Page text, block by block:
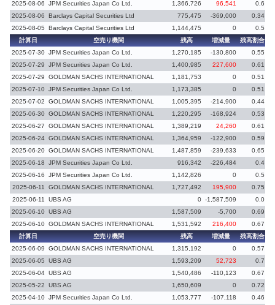
2025-08-06
JPM Securities Japan Co Ltd. 1,366,726 96,541 0.6
2025-08-06
Barclays Capital Securities Ltd 775,475 -369,000 0.34
2025-08-05
Barclays Capital Securities Ltd 1,144,475 0 0.5
計算日
空売り機関 残高 増減量 残高割合
2025-07-30 JPM Securities Japan Co Ltd. 1,270,185 -130,800 0.55
2025-07-29
JPM Securities Japan Co Ltd. 1,400,985 227,600
0.61
2025-07-29
GOLDMAN SACHS INTERNATIONAL 1,181,753 0 0.51
2025-07-10 JPM Securities Japan Co Ltd. 1,173,385 0
0.51
2025-07-02
GOLDMAN SACHS INTERNATIONAL 1,005,395 -214,900 0.44
2025-06-30 GOLDMAN SACHS INTERNATIONAL 1,220,295 -168,924 0.53
2025-06-27
GOLDMAN SACHS INTERNATIONAL 1,389,219 24,260 0.61
2025-06-24 GOLDMAN SACHS INTERNATIONAL 1,364,959 -122,900 0.59
2025-06-20 GOLDMAN SACHS INTERNATIONAL 1,487,859 -239,633
0.65
2025-06-18
JPM Securities Japan Co Ltd. 916,342 -226,484
0.4
2025-06-16
JPM Securities Japan Co Ltd. 1,142,826 0
0.5
2025-06-11
GOLDMAN SACHS INTERNATIONAL 1,727,492 195,900 0.75
2025-06-11
UBS AG 0 -1,587,509 0.0
2025-06-10 UBS AG 1,587,509 -5,700 0.69
2025-06-10 GOLDMAN SACHS INTERNATIONAL 1,531,592 216,400
0.67
計算日
空売り機関 残高 増減量 残高割合
2025-06-09
GOLDMAN SACHS INTERNATIONAL 1,315,192 0 0.57
2025-06-05
UBS AG 1,593,209 52,723 0.7
2025-06-04 UBS AG 1,540,486 -110,123 0.67
2025-05-22
UBS AG 1,650,609 0 0.72
2025-04-10 JPM Securities Japan Co Ltd. 1,053,777 -107,118 0.46